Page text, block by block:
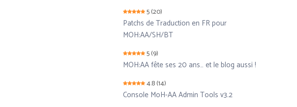
5(20)
Patchs de Traduction en FR pour
MOH:AA/SH/BT
5(9)
MOH:AA fête ses 20 ans… et le blog aussi !
4.8(14)
Console MoH-AA Admin Tools v3.2